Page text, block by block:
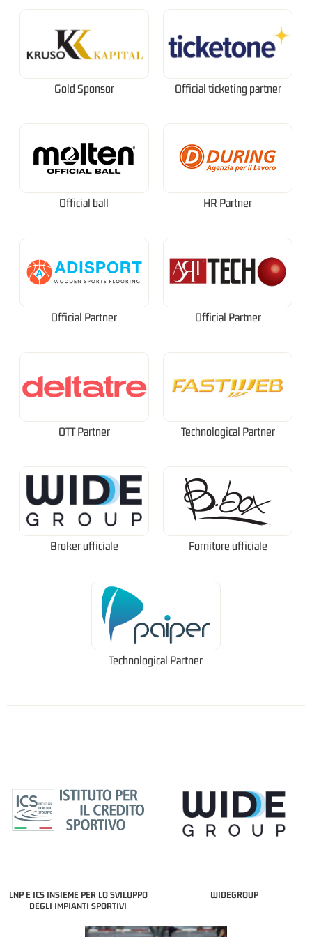
Gold Sponsor Official ticketing partner
Official ball HR Partner
Official Partner Official Partner
OTT Partner Technological Partner
Broker ufficiale Fornitore ufficiale
Technological Partner
LNP E ICS INSIEME PER LO SVILUPPO
DEGLI IMPIANTI SPORTIVI
WIDEGROUP